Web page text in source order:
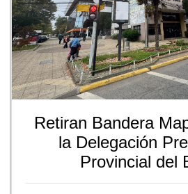
Retiran Bandera
la Delegación
Provincial del